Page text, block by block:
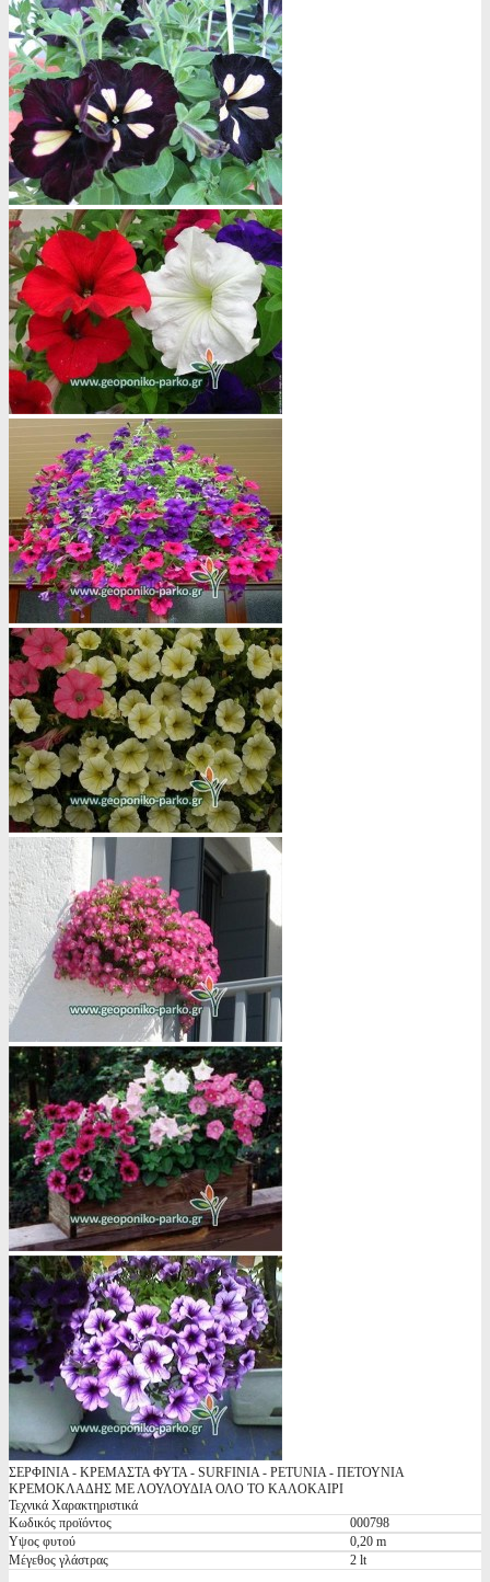
ΣΕΡΦΙΝΙΑ - ΚΡΕΜΑΣΤΑ ΦΥΤΑ - SURFINIA - PETUNIA - ΠΕΤΟΥΝΙΑ
ΚΡΕΜΟΚΛΑΔΗΣ ΜΕ ΛΟΥΛΟΥΔΙΑ ΟΛΟ ΤΟ ΚΑΛΟΚΑΙΡΙ
Τεχνικά Χαρακτηριστικά
Κωδικός προϊόντος
000798
Υψος φυτού
0,20 m
Μέγεθος γλάστρας
2 lt